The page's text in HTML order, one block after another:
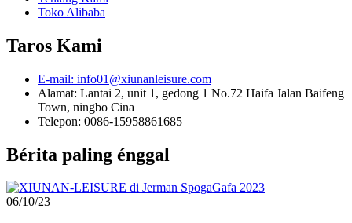
Toko Alibaba
Taros Kami
E-mail: info01@xiunanleisure.com
Alamat: Lantai 2, unit 1, gedong 1 No.72 Haifa Jalan Baifeng
Town, ningbo Cina
Telepon: 0086-15958861685
Bérita paling énggal
06/10/23